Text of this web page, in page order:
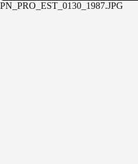
PN_PRO_EST_0130_1987.JPG